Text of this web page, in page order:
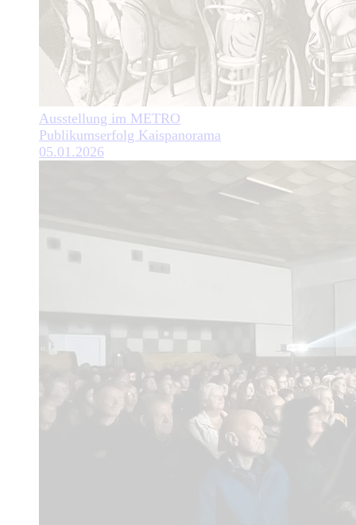
Ausstellung im METRO
Publikumserfolg Kaispanorama
05.01.2026